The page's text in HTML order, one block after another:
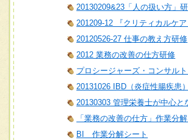
20130209&23「人の扱い方」
201209-12 『クリティカルケア
20120526-27 仕事の教え方研修
2012 業務の改善の仕方研修
プロシージャーズ・コンサル
20131026 IBD（炎症性腸疾患
20130303 管理栄養士が中心
「業務の改善の仕方」作業分
BI 作業分解シート